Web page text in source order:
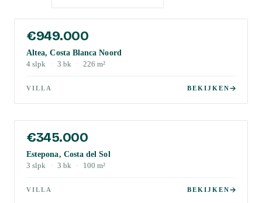
€949.000
Altea, Costa Blanca Noord
4 slpk · 3 bk · 226 m²
VILLA BEKIJKEN
€345.000
Estepona, Costa del Sol
3 slpk · 3 bk · 100 m²
VILLA BEKIJKEN